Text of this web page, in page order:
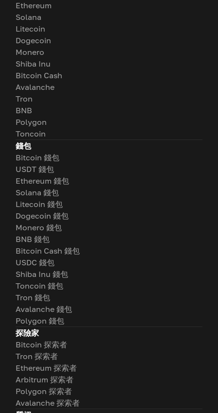
Ethereum
Solana
Litecoin
Dogecoin
Monero
Shiba Inu
Bitcoin Cash
Avalanche
Tron
BNB
Polygon
Toncoin
錢包
Bitcoin 錢包
USDT 錢包
Ethereum 錢包
Solana 錢包
Litecoin 錢包
Dogecoin 錢包
Monero 錢包
BNB 錢包
Bitcoin Cash 錢包
USDC 錢包
Shiba Inu 錢包
Toncoin 錢包
Tron 錢包
Avalanche 錢包
Polygon 錢包
探險家
Bitcoin 探索者
Tron 探索者
Ethereum 探索者
Arbitrum 探索者
Polygon 探索者
Avalanche 探索者